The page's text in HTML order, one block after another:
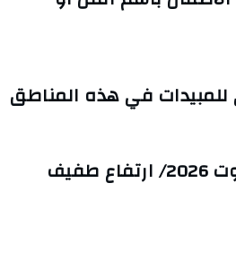
في هذه المناطق
طقس السبت 8 أوت 2026/ ارتفاع طفيف